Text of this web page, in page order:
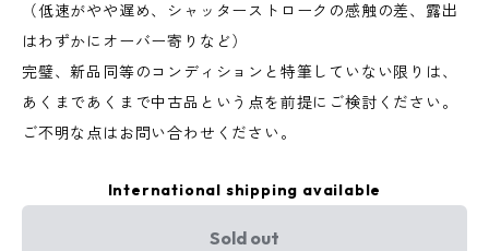
（低速がやや遅め、シャッターストロークの感触の差、露出
はわずかにオーバー寄りなど）
完璧、新品同等のコンディションと特筆していない限りは、
あくまであくまで中古品という点を前提にご検討ください。
ご不明な点はお問い合わせください。
International shipping available
Sold out